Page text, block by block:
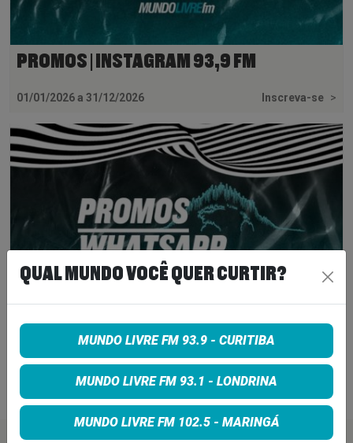
PROMOS | INSTAGRAM 93,9 FM
01/01/2026 a 31/12/2026 Inscreva-se >
PROMOS | WHATSAPP 93,9 FM
01/01/2026 a 31/12/2026 Inscreva-se
QUAL MUNDO VOCÊ QUER CURTIR?
MUNDO LIVRE FM 93.9 - CURITIBA
MUNDO LIVRE FM 93.1 - LONDRINA
MUNDO LIVRE FM 102.5 - MARINGÁ